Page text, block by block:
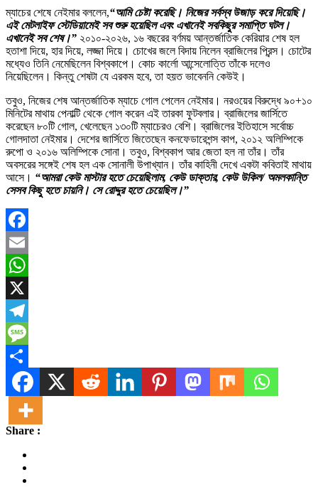
ম্যাচের শেষে নেইমার বললেন,“আমি চেষ্টা করেছি। নিজের সর্বস্ব উজাড় করে দিয়েছি।
এই মেটলাইফ স্টেডিয়ামেই সব শুরু হয়েছিল এবং এখানেই সবকিছুর সমাপ্তি ঘটল।
এখানেই সব শেষ।” ২০১০-২০২৬, ১৬ বছরের বর্ণময় আন্তর্জাতিক কেরিয়ার শেষ হল
হতাশা দিয়ে, হার দিয়ে, লজ্জা দিয়ে। চোখের জলে বিদায় নিলেন ব্রাজিলের প্রিন্স। চোটের
মধ্যেও তিনি নেমেছিলেন বিশ্বকাপে। কোচ কার্লো আন্সেলোত্তি তাঁকে দলেও
নিয়েছিলেন। কিন্তু শেষটা যে এরকম হবে, তা হয়ত ভাবেননি কেউই।
তবুও, নিজের শেষ আন্তর্জাতিক ম্যাচে গোল পেলেন নেইমার। নরওয়ের বিরুদ্ধে ৯০+১০
মিনিটের মাথায় পেনাল্টি থেকে গোল করেন এই তারকা ফুটবলার। ব্রাজিলের জার্সিতে
করেছেন ৮০টি গোল, খেলেছেন ১৩০টি ম্যাচেরও বেশি। ব্রাজিলের ইতিহাসে সর্বোচ্চ
গোলদাতা নেইমার। দেশের জার্সিতে জিতেছেন কনফেডারেশন্স কাপ, ২০১২ অলিম্পিকে
রুপো ও ২০১৬ অলিম্পিকে সোনা। তবুও, বিশ্বকাপ আর জেতা হল না তাঁর। তাঁর
অবসরের সঙ্গেই শেষ হল এক সোনালী উপাখ্যান। তাঁর কাহিনী দেখে একটা কবিতাই মাথায়
আসে। “আমরা কেউ মাস্টার হতে চেয়েছিলাম, কেউ ডাক্তার, কেউ উকিল/ অমলকান্তি
সেসব কিছু হতে চায়নি। সে রোদ্দুর হতে চেয়েছিল।”
Facebook
Email
WhatsApp
X
Telegram
Message
Share
Share :